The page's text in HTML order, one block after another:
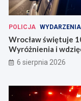
POLICJA WYDARZENIA
Wrocław świętuje
Wyróżnienia i
codzienności
6 sierpnia 2026